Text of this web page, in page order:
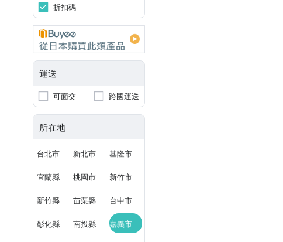
折扣碼
運送
可面交 跨國運送
所在地
台北市 新北市 基隆市
宜蘭縣 桃園市 新竹市
新竹縣 苗栗縣 台中市
彰化縣 南投縣 嘉義市